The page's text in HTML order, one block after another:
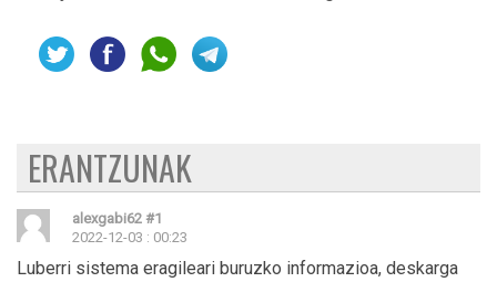
ERANTZUNAK
alexgabi62 #1
2022-12-03 : 00:23
Luberri sistema eragileari buruzko informazioa, deskarga